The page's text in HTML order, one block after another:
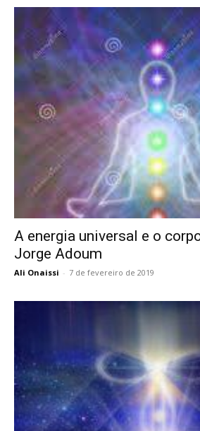
A energia universal e o
Jorge Adoum
Ali Onaissi - 7 de fevereiro de 2019